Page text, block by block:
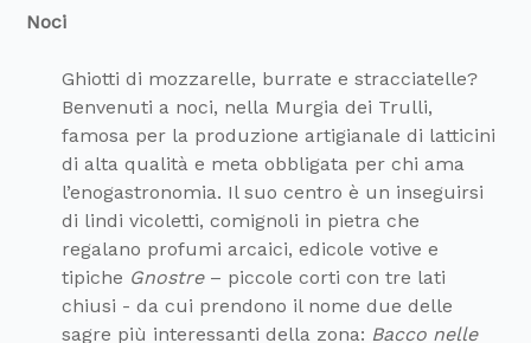
Noci
Ghiotti di mozzarelle, burrate e stracciatelle?
Benvenuti a noci, nella Murgia dei Trulli,
famosa per la produzione artigianale di latticini
di alta qualità e meta obbligata per chi ama
l’enogastronomia. Il suo centro è un inseguirsi
di lindi vicoletti, comignoli in pietra che
regalano profumi arcaici, edicole votive e
tipiche Gnostre– piccole corti con tre lati
chiusi - da cui prendono il nome due delle
sagre più interessanti della zona: Bacco nelle